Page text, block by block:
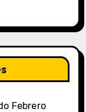
Febrero